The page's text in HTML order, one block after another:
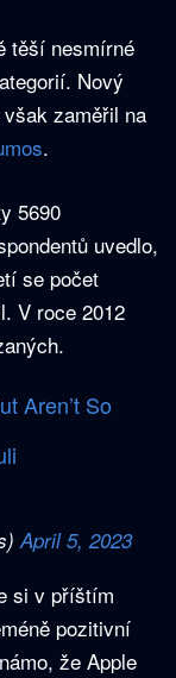
těší nesmírné
Nový
zaměřil na
mos.
5690
uvedlo,
se počet
V roce 2012
Aren’t So
April 5, 2023
si v příštím
pozitivní
že Apple